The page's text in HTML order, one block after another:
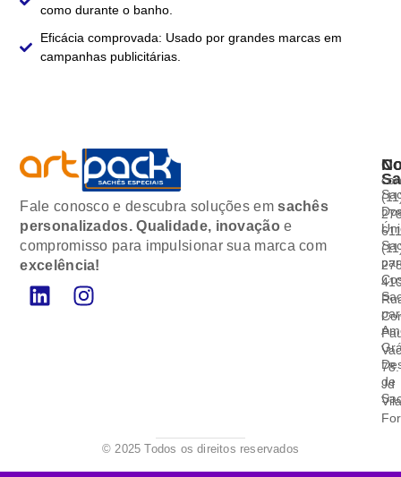
como durante o banho.
Eficácia comprovada: Usado por grandes marcas em
campanhas publicitárias.
Fale conosco e descubra soluções emsachês
personalizados. Qualidade, inovação e
compromisso para impulsionar sua marca com
excelência!
de
78.
Jd
© 2025 Todos os direitos reservados